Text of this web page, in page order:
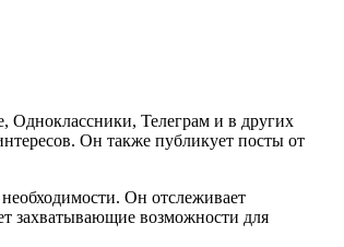
Одноклассники, Телеграм и в других
Он также публикует посты от
Он отслеживает
захватывающие возможности для